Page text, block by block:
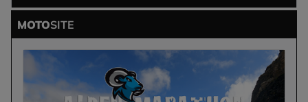
MOTOSITE